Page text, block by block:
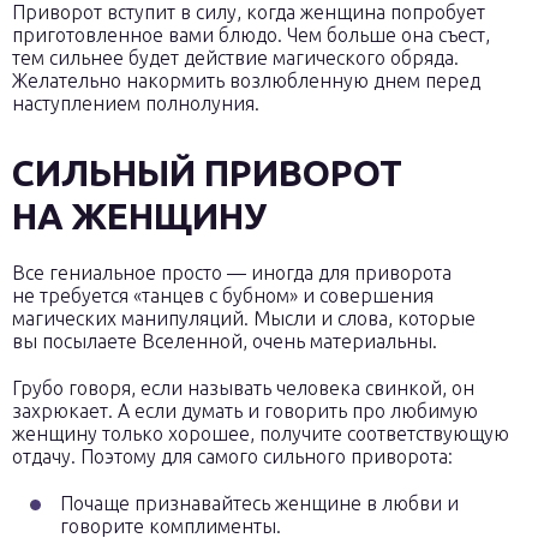
Приворот вступит в силу, когда женщина попробует
приготовленное вами блюдо. Чем больше она съест,
тем сильнее будет действие магического обряда.
Желательно накормить возлюбленную днем перед
наступлением полнолуния.
СИЛЬНЫЙ ПРИВОРОТ
НА ЖЕНЩИНУ
Все гениальное просто — иногда для приворота
не требуется «танцев с бубном» и совершения
магических манипуляций. Мысли и слова, которые
вы посылаете Вселенной, очень материальны.
Грубо говоря, если называть человека свинкой, он
захрюкает. А если думать и говорить про любимую
женщину только хорошее, получите соответствующую
отдачу. Поэтому для самого сильного приворота:
Почаще признавайтесь женщине в любви и
говорите комплименты.